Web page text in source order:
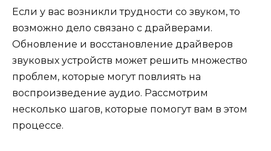
Если у вас возникли трудности со звуком, то
возможно дело связано с драйверами.
Обновление и восстановление драйверов
звуковых устройств может решить множество
проблем, которые могут повлиять на
воспроизведение аудио. Рассмотрим
несколько шагов, которые помогут вам в этом
процессе.